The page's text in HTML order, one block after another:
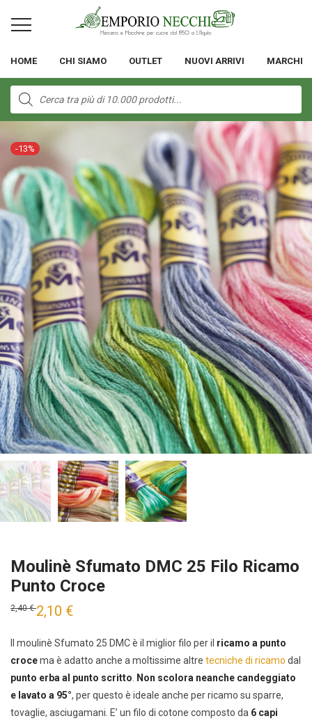
HOME CHI SIAMO OUTLET NUOVI ARRIVI MARCHI
Products
search
-13%
Moulinè Sfumato DMC 25 Filo Ricamo
Punto Croce
2,40€ 2,10 €
Il moulinè Sfumato 25 DMC è il miglior filo per il ricamo a punto
crocema è adatto anche a moltissime altre tecniche di ricamo dal
punto erba al punto scritto Non scolora neanche candeggiato
e lavato a 95°, per questo è ideale anche per ricamo su sparre,
tovaglie, asciugamani. E’ un filo di cotone composto da 6 capi